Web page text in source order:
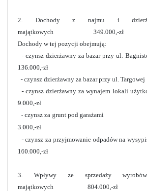
2. Dochody z najmu i
majątkowych 349.000,-zł
Dochody w tej pozycji obejmują:
- czynsz dzierżawny za bazar
136.000,-zł
- czynsz dzierżawny za bazar przy ul.
- czynsz dzierżawny za wynajem
9.000,-zł
- czynsz za grunt pod
3.000,-zł
- czynsz za przyjmowanie
160.000,-zł
3. Wpływy ze sprzedaży
majątkowych 804.000,-zł